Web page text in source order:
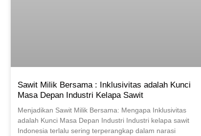
Sawit Milik Bersama : Inklusivitas adalah Kunci
Masa Depan Industri Kelapa Sawit
Menjadikan Sawit Milik Bersama: Mengapa Inklusivitas
adalah Kunci Masa Depan Industri Industri kelapa sawit
Indonesia terlalu sering terperangkap dalam narasi